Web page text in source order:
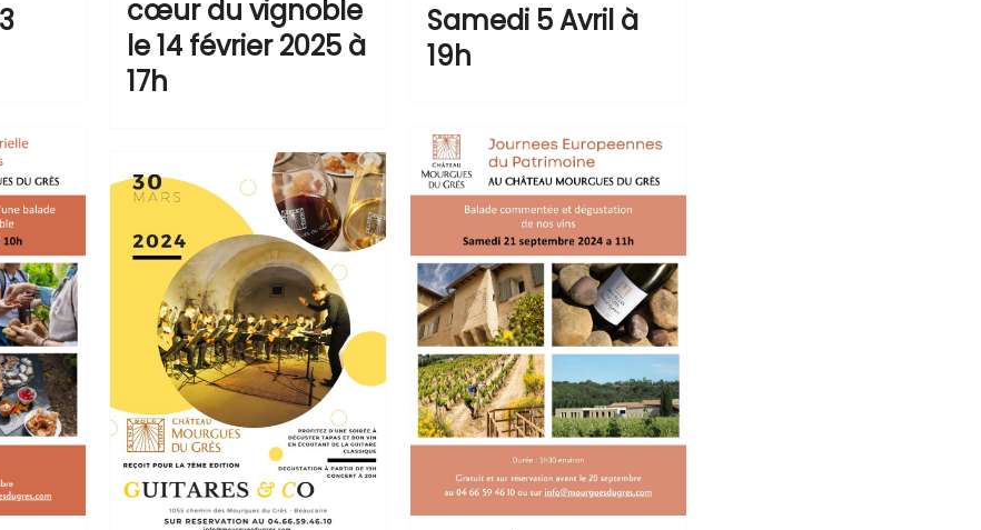
Samedi 5 Avril à
19h
cœur du vignoble
le 14 février 2025 à
17h